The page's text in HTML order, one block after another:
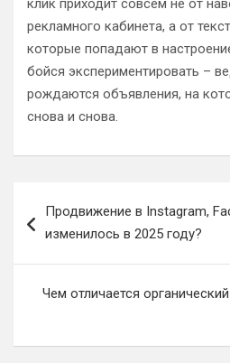
клик приходит совсем не от
рекламного кабинета, а от
которые попадают в
бойся экспериментировать –
рождаются объявления, на
снова и снова.
по
Продвижение в Instagram,
изменилось в 2025 году?
Чем отличается